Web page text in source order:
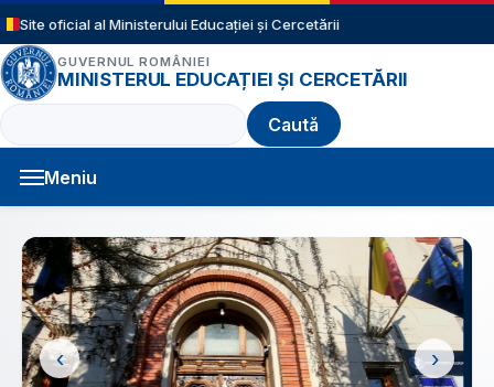
Sari la conținutul principal
Site oficial al Ministerului Educației și Cercetării
GUVERNUL ROMÂNIEI
MINISTERUL EDUCAȚIEI ȘI CERCETĂRII
Caută
Meniu
‹ ›